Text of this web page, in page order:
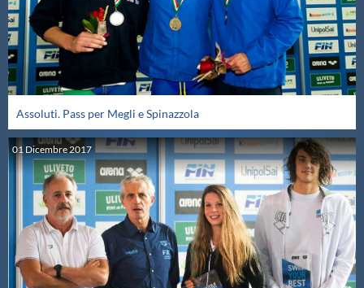
Assoluti. Pass per Megli e Spinazzola
01 Dicembre2017